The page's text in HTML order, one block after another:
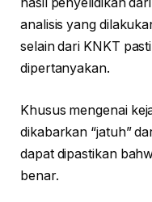
analisis yang
selain dari KNKT
dipertanyakan.
Khusus mengenai
dikabarkan “jatuh”
dapat dipastikan
benar.